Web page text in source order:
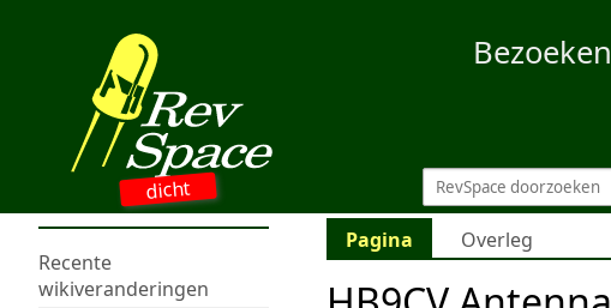
dicht
Bezoeken
Recente
wikiveranderingen
Pagina Overleg